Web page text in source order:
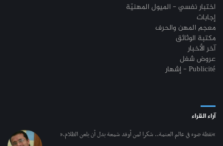
اختبار نفسي - الميول المهنيّة
إجابات
معجم المهن والحرف
مكتبة الوثائق
آخر الأخبار
عروض شغل
إشهار - Publicité
آراء القراء
“نقطة ضوء في عالم العتمة.. شكرا لمن أوقد شمعة بدل أن يلعن الظلام.”